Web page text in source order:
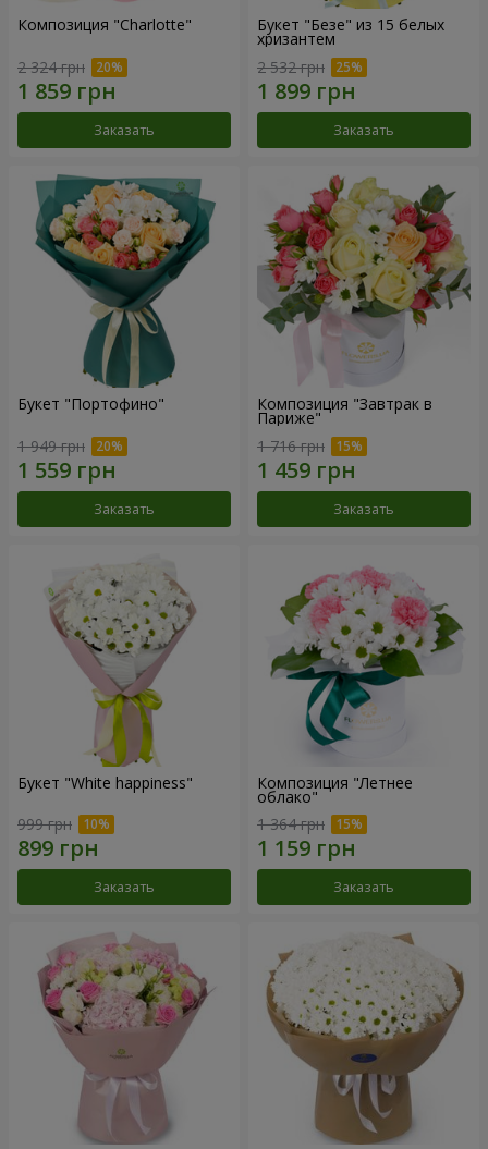
Композиция "Charlotte"
2 324 грн
Заказать
Букет "Безе" из 15 белых
хризантем
2 532 грн
Заказать
Букет "Портофино"
1 949 грн
Заказать
Композиция "Завтрак в
Париже"
1 716 грн
Заказать
Букет "White happiness"
999 грн
Заказать
Композиция "Летнее
облако"
1 364 грн
Заказать